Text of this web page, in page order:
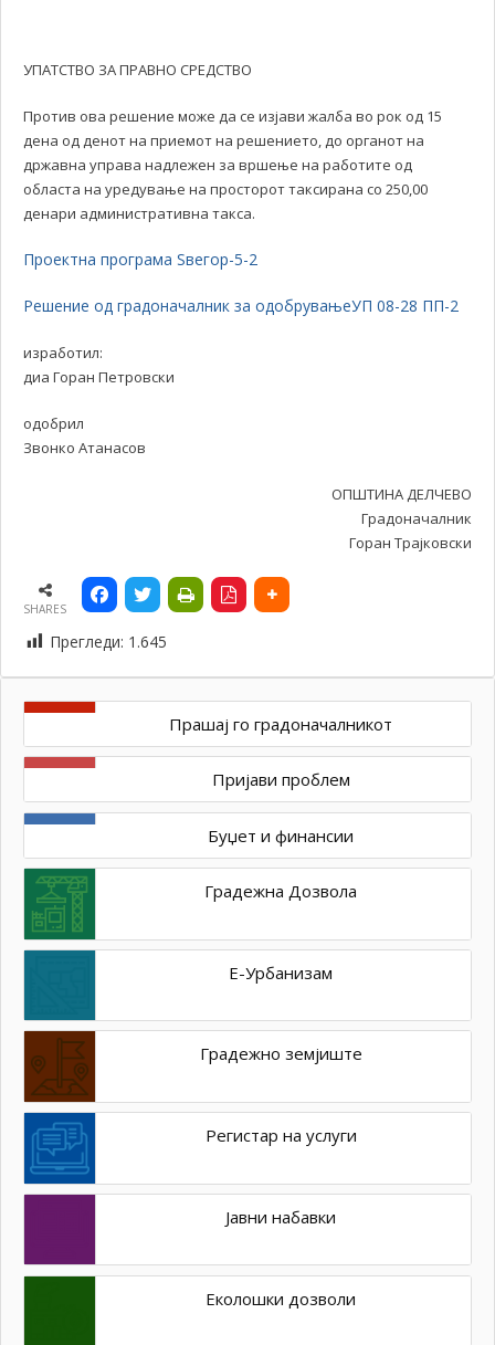
УПАТСТВО ЗА ПРАВНО СРЕДСТВО
Против ова решение може да се изјави жалба во рок од 15
дена од денот на приемот на решението, до органот на
државна управа надлежен за вршење на работите од
областа на уредување на просторот таксирана со 250,00
денари административна такса.
Проектна програма Ѕвегор-5-2
Решение од градоначалник за одобрувањеУП 08-28 ПП-2
изработил:
диа Горан Петровски
одобрил
Звонко Атанасов
ОПШТИНА ДЕЛЧЕВО
Градоначалник
Горан Трајковски
SHARES
Прегледи: 1.645
Прашај го градоначалникот
Пријави проблем
Буџет и финансии
Градежна Дозвола
Е-Урбанизам
Градежно земјиште
Регистар на услуги
Јавни набавки
Еколошки дозволи